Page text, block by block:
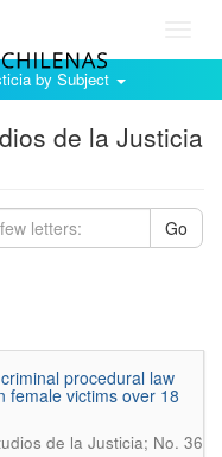
by Subject
de la Justicia
Go
procedural law
female victims over 18
de la Justicia; No. 36